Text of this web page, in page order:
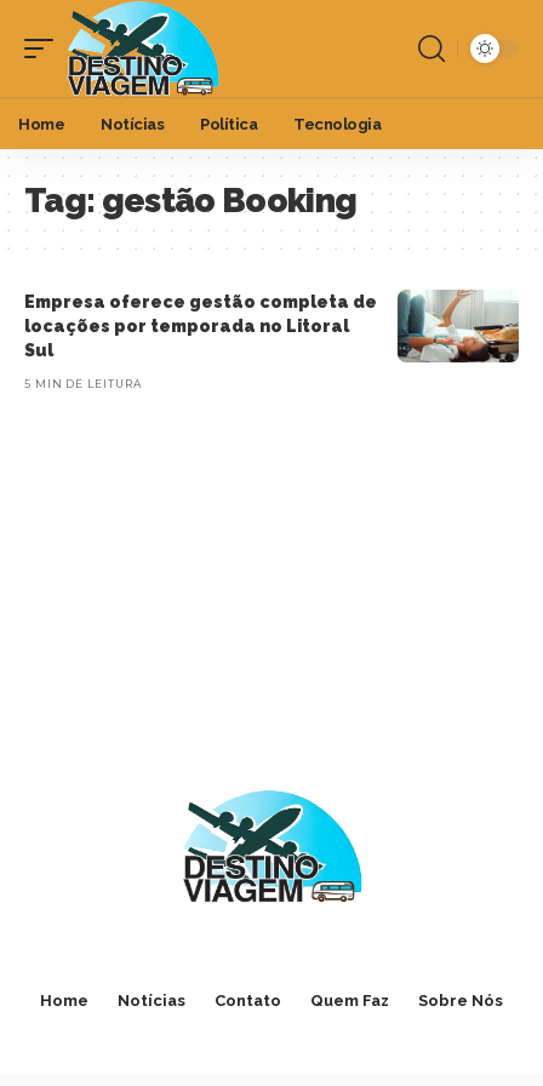
Home Notícias Política Tecnologia
Tag:gestão Booking
Empresa oferece gestão completa de
locações por temporada no Litoral
Sul
5 MIN DE LEITURA
Home Notícias Contato Quem Faz Sobre Nós